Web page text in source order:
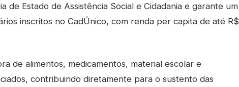
de Estado de Assistência Social e Cidadania e garante um
inscritos no CadÚnico, com renda per capita de até R$
de alimentos, medicamentos, material escolar e
contribuindo diretamente para o sustento das